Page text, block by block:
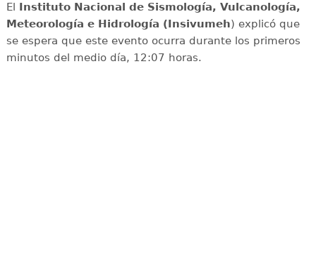
El
Instituto Nacional de Sismología, Vulcanología,
Meteorología e Hidrología (Insivumeh) explicó que
se espera que este evento ocurra durante los primeros
minutos del medio día, 12:07 horas.